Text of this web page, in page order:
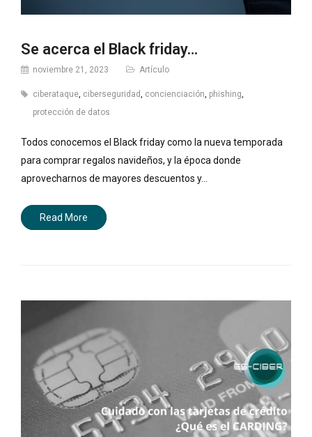
Se acerca el Black friday…
noviembre 21, 2023 Artículo
ciberataque, ciberseguridad, concienciación, phishing,
protección de datos
Todos conocemos el Black friday como la nueva temporada
para comprar regalos navideños, y la época donde
aprovecharnos de mayores descuentos y…
Read More